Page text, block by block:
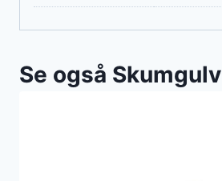
Se også Skumgulv